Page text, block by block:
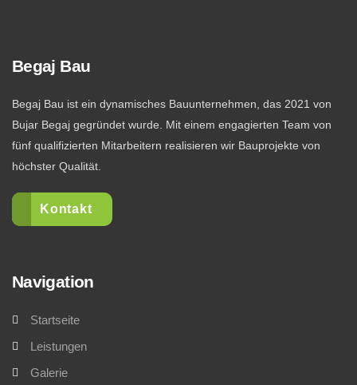
Begaj Bau
Begaj Bau ist ein dynamisches Bauunternehmen, das 2021 von
Bujar Begaj gegründet wurde. Mit einem engagierten Team von
fünf qualifizierten Mitarbeitern realisieren wir Bauprojekte von
höchster Qualität.
Kontakt
Navigation
Startseite
Leistungen
Galerie